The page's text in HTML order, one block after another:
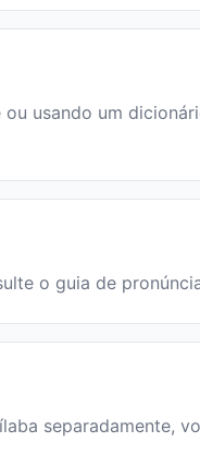
usando um
o guia de
separadamente,